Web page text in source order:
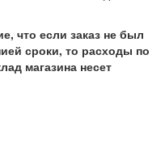
что если заказ не был
сроки, то расходы по
магазина несет